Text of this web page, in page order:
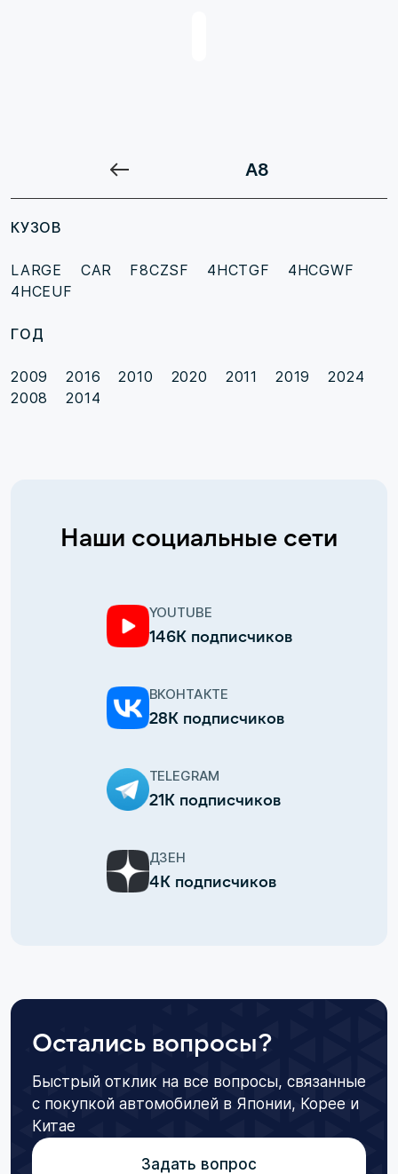
A8
КУЗОВ
LARGE CAR F8CZSF 4HCTGF
4HCGWF
4HCEUF
ГОД
2009 2016 2010 2020 2011 2019
2024
2008
2014
Наши социальные сети
YOUTUBE
146К подписчиков
ВКОНТАКТЕ
28К подписчиков
TELEGRAM
21К подписчиков
ДЗЕН
4К подписчиков
Остались вопросы?
Быстрый отклик на все вопросы, связанные
с покупкой автомобилей в Японии, Корее и
Китае
Задать вопрос